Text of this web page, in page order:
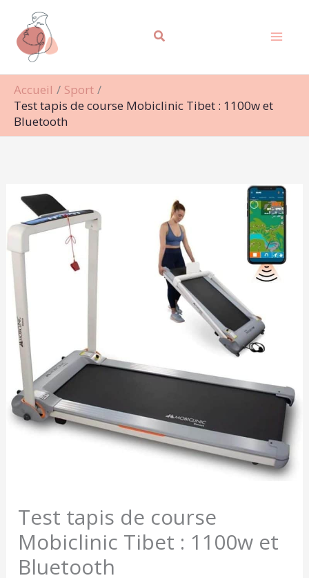
contenu
Accueil
Sport
Test tapis de course Mobiclinic Tibet : 1100w et
Bluetooth
Test tapis de course
Mobiclinic Tibet : 1100w et
Bluetooth
Rechercher